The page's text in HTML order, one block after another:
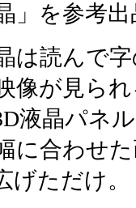
」を参考
読んで字
像が見ら
液晶パネ
に合わせ
げただけ。